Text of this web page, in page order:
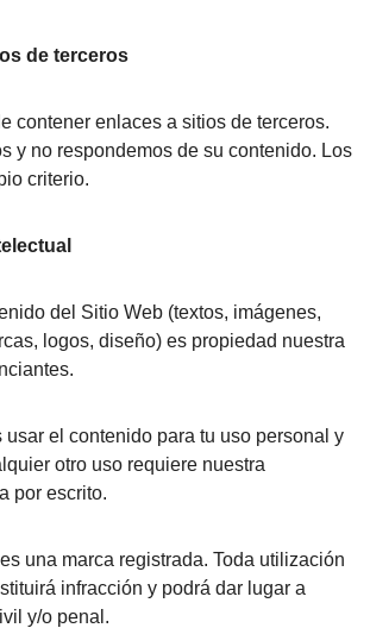
de terceros
contener enlaces a sitios de terceros.
y no respondemos de su contenido. Los
criterio.
del Sitio Web (textos, imágenes,
logos, diseño) es propiedad nuestra
usar el contenido para tu uso personal y
otro uso requiere nuestra
por escrito.
una marca registrada. Toda utilización
infracción y podrá dar lugar a
y/o penal.